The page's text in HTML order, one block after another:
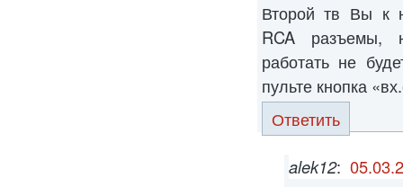
Второй тв Вы к
RCA разъемы,
работать не
пульте кнопка
Ответить
alek12: